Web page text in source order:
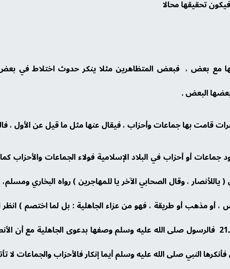
تحقيقها محالا
مع بعض ، فبعض المتظاهرين مثلا ينكر حدوث اختلاط في
البعض .
أو أحزاب في البلاد الإسلامية فولاء الجماعات والأحزاب
ياللأنصار ، وقال الصحابي الآخر يا للمهاجرين ) رواه البخاري
بتعليق الإمام بن باز صـ21 فالرسول صلى الله عليه وسلم وصفها بدعوى
النبي صلى الله عليه وسلم أيما إنكار فالأحزاب والجماعات